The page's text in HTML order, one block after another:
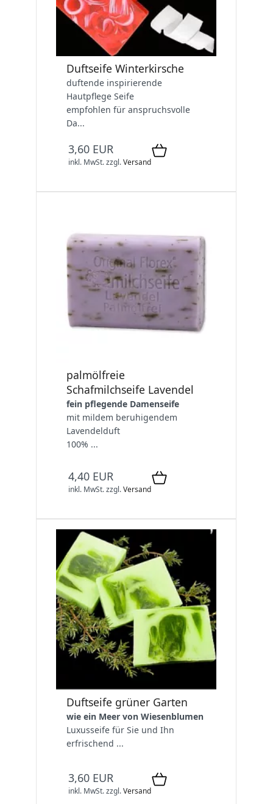
Duftseife Winterkirsche
duftende inspirierende
Hautpflege Seife
empfohlen für anspruchsvolle
Da...
3,60 EUR
inkl. MwSt.zzgl.Versand
palmölfreie
Schafmilchseife Lavendel
fein pflegende Damenseife
mit mildem beruhigendem
Lavendelduft
100% ...
4,40 EUR
inkl. MwSt.zzgl.Versand
Duftseife grüner Garten
wie ein Meer von Wiesenblumen
Luxusseife für Sie und Ihn
erfrischend ...
3,60 EUR
inkl. MwSt.zzgl.Versand